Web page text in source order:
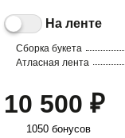
На ленте
Сборка букета
Атласная лента
10 500 ₽
1050 бонусов